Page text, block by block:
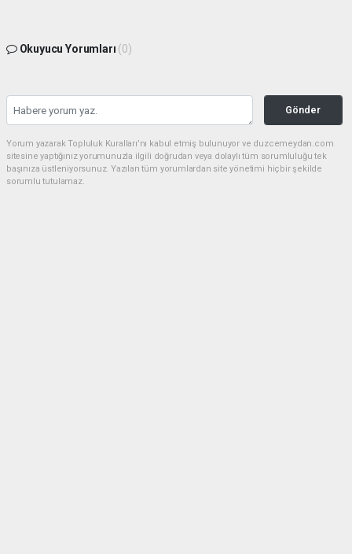
Okuyucu Yorumları (0)
Gönder
Yorum yazarak Topluluk Kuralları’nı kabul etmiş bulunuyor ve duzcemeydan.com
sitesine yaptığınız yorumunuzla ilgili doğrudan veya dolaylı tüm sorumluluğu tek
başınıza üstleniyorsunuz. Yazılan tüm yorumlardan site yönetimi hiçbir şekilde
sorumlu tutulamaz.